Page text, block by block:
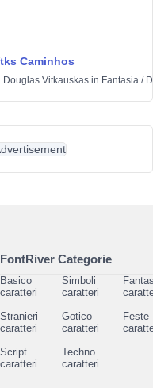
Caminhos
Douglas Vitkauskas in Fantasia /
FontRiver Categorie
Basico
caratteri
Simboli
caratteri
Stranieri
caratteri
Gotico
caratteri
Feste
Script
caratteri
Techno
caratteri